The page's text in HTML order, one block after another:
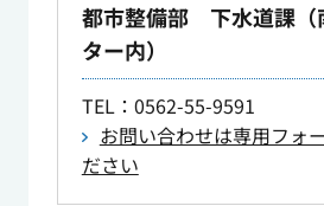
都市整備部 下水道課（
ター内）
TEL：0562-55-9591
お問い合わせは専用フォ
ださい